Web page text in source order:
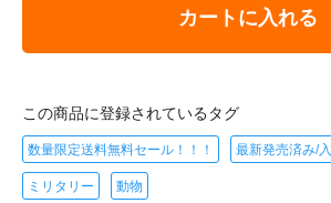
カートに入れる
この商品に登録されているタグ
数量限定送料無料セール！！！ 最新発売済み/
ミリタリー 動物